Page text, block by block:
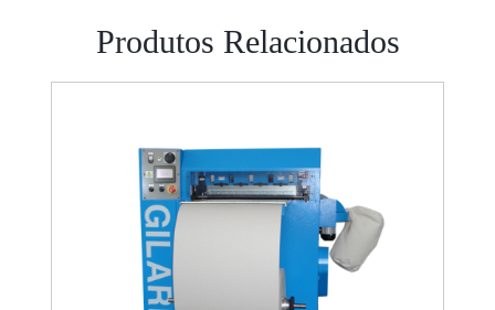
Produtos Relacionados